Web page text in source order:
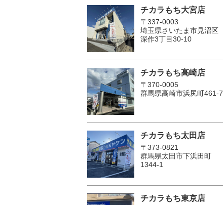
チカラもち大宮店
〒337-0003
埼玉県さいたま市見沼区
深作3丁目30-10
チカラもち高崎店
〒370-0005
群馬県高崎市浜尻町461-7
チカラもち太田店
〒373-0821
群馬県太田市下浜田町
1344-1
チカラもち東京店